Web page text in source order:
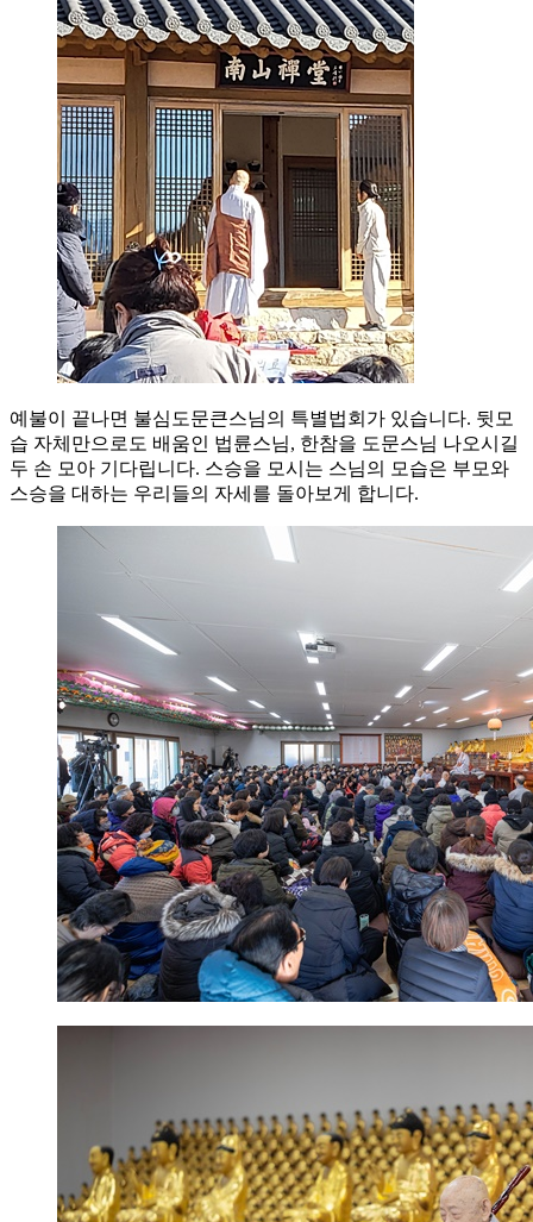
예불이 끝나면 불심도문큰스님의 특별법회가 있습니다. 뒷모
습 자체만으로도 배움인 법륜스님, 한참을 도문스님 나오시길
두 손 모아 기다립니다. 스승을 모시는 스님의 모습은 부모와
스승을 대하는 우리들의 자세를 돌아보게 합니다.